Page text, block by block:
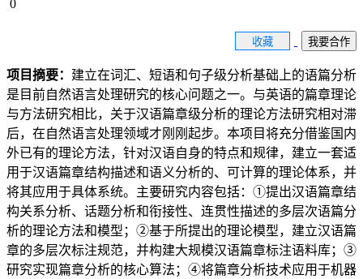
0
收藏 我要合作
项目摘要： 建立在词汇、短语和句子级分析基础上的语篇分析
是目前自然语言处理研究的核心问题之一。与英语的篇章理论
与方法研究相比，关于汉语篇章级分析的理论方法研究相对滞
后，在自然语言处理领域才刚刚起步。本项目将充分借鉴国内
外已有的理论方法，针对汉语自身的特点和规律，建立一套适
用于汉语篇章结构描述和语义分析的、可计算的理论体系，并
将其应用于具体系统。主要研究内容包括：①提出汉语篇章结
构关系分析、话题分析和衔接性、连贯性描述的多层次语篇分
析的理论方法和模型；②基于所提出的理论模型，建立汉语篇
章的多层次标注规范，并构建大规模汉语篇章标注语料库；③
研究实现篇章分析的核心算法；④将篇章分析技术应用于机器